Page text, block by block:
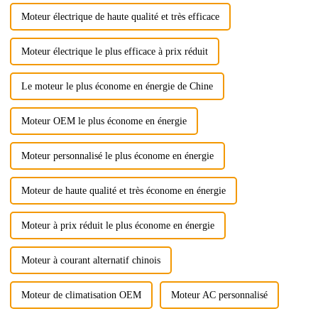
Moteur électrique de haute qualité et très efficace
Moteur électrique le plus efficace à prix réduit
Le moteur le plus économe en énergie de Chine
Moteur OEM le plus économe en énergie
Moteur personnalisé le plus économe en énergie
Moteur de haute qualité et très économe en énergie
Moteur à prix réduit le plus économe en énergie
Moteur à courant alternatif chinois
Moteur de climatisation OEM Moteur AC personnalisé